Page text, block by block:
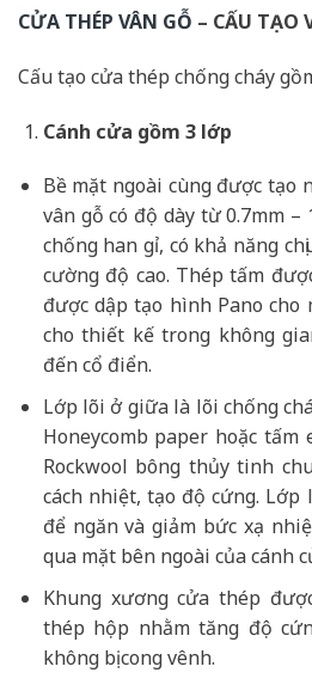
CỬA THÉP VÂN GỖ – CẤU TẠO
Cấu tạo cửa thép chống cháy
Cánh cửa gồm 3 lớp
Bề mặt ngoài cùng được tạo
vân gỗ có độ dày từ 0.7mm
chống han gỉ, có khả năng
cường độ cao. Thép tấm
được dập tạo hình Pano cho
cho thiết kế trong không
đến cổ điển.
Lớp lõi ở giữa là lõi chống
Honeycomb paper hoặc
Rockwool bông thủy tinh
cách nhiệt, tạo độ cứng. Lớp
để ngăn và giảm bức xạ
qua mặt bên ngoài của cánh
Khung xương cửa thép
thép hộp nhằm tăng độ
không bị cong vênh.